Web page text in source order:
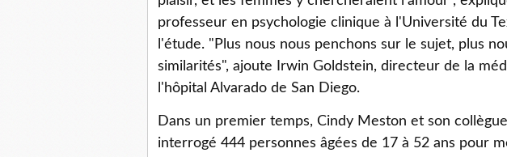
professeur en psychologie clinique à l'Université du
l'étude. "Plus nous nous penchons sur le sujet, plus
similarités", ajoute Irwin Goldstein, directeur de la
l'hôpital Alvarado de San Diego.
Dans un premier temps, Cindy Meston et son
interrogé 444 personnes âgées de 17 à 52 ans pour